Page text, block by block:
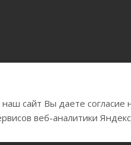
для печати
сайт Вы даете согласие
веб-аналитики